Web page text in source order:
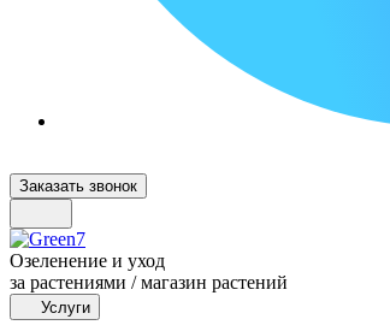
Заказать звонок
Озеленение и уход
за растениями / магазин растений
Услуги